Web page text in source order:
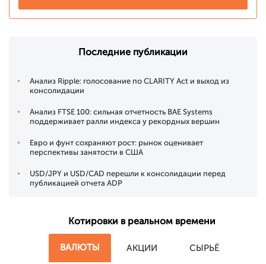
Последние публикации
Анализ Ripple: голосование по CLARITY Act и выход из
консолидации
Анализ FTSE 100: сильная отчетность BAE Systems
поддерживает ралли индекса у рекордных вершин
Евро и фунт сохраняют рост: рынок оценивает
перспективы занятости в США
USD/JPY и USD/CAD перешли к консолидации перед
публикацией отчета ADP
Котировки в реальном времени
ВАЛЮТЫ АКЦИИ СЫРЬЁ